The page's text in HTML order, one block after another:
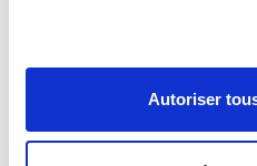
Autoriser